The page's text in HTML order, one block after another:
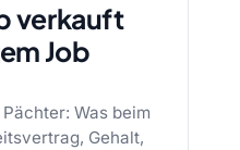
verkauft
Job
Was beim
Gehalt,